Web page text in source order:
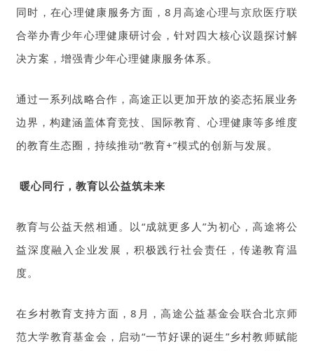
同时，在心理健康服务方面，8月高途心理与京欣医疗联
合举办青少年心理健康研讨会，针对四大核心议题探讨解
决方案，增强青少年心理健康服务体系。
通过一系列战略合作，高途正以更加开放的姿态拓展业务
边界，构建涵盖体育竞技、国际教育、心理健康等多维度
的教育生态圈，持续推动“教育+”模式的创新与发展。
暖心同行，教育以公益筑未来
教育与公益天然相通。以“成就更多人”为初心，高途将公
益深度融入企业发展，积极践行社会责任，传递教育温
度。
在乡村教育支持方面，8月，高途公益基金会联合北京师
范大学教育基金会，启动“一节好课的诞生”乡村教师赋能